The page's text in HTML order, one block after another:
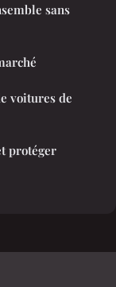
sans
voitures de
protéger